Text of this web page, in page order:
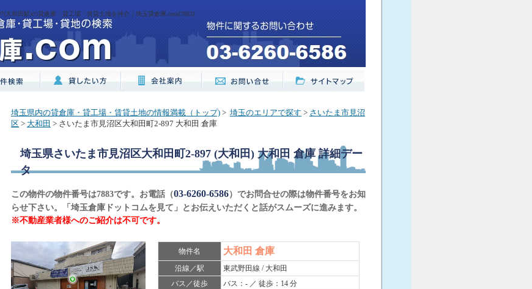
大和田駅)の貸倉庫・貸工場・賃貸土地を仲介｜埼玉貸倉庫.com[7883]
埼玉県内の貸倉庫・貸工場・賃貸土地の情報満載（トップ) > 埼玉のエリアで探す > さいたま市見沼
区 > 大和田 > さいたま市見沼区大和田町2-897 大和田 倉庫
埼玉県さいたま市見沼区大和田町2-897 (大和田) 大和田 倉庫詳細デー
タ
この物件の物件番号は7883です。お電話（03-6260-6586）でお問合せの際は物件番号をお知
らせ下さい。「埼玉倉庫ドットコムを見て」とお伝えいただくと話がスムーズに進みます。
※不動産業者様へのご紹介は不可です。
物件名 大和田 倉庫
沿線／駅
東武野田線 / 大和田
バス／徒歩
バス：- ／ 徒歩：14 分